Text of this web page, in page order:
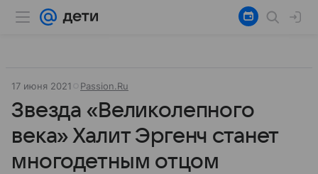
17 июня 2021 Passion.Ru
Звезда «Великолепного
века» Халит Эргенч станет
многодетным отцом